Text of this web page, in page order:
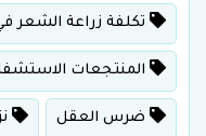
تكلفة زراعة الشعر
المنتجعات
ضرس العقل